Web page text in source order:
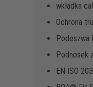
wkładka
Ochrona
Podeszwa
Podnosek
EN ISO